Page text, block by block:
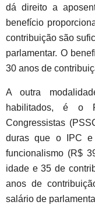
dá direito a
benefício
contribuição são
parlamentar. O
30 anos de
A outra
habilitados, é o
Congressistas
duras que o IPC
funcionalismo (R$
idade e 35 de
anos de
salário de